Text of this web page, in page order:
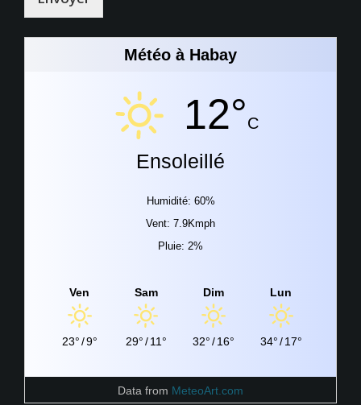
Météo à Habay
12°C
Ensoleillé
Humidité: 60%
Vent: 7.9Kmph
Pluie: 2%
Ven
23°/9°
Sam
29°/ 11°
Dim
32°/ 16°
Lun
34°/ 17°
Data from MeteoArt.com